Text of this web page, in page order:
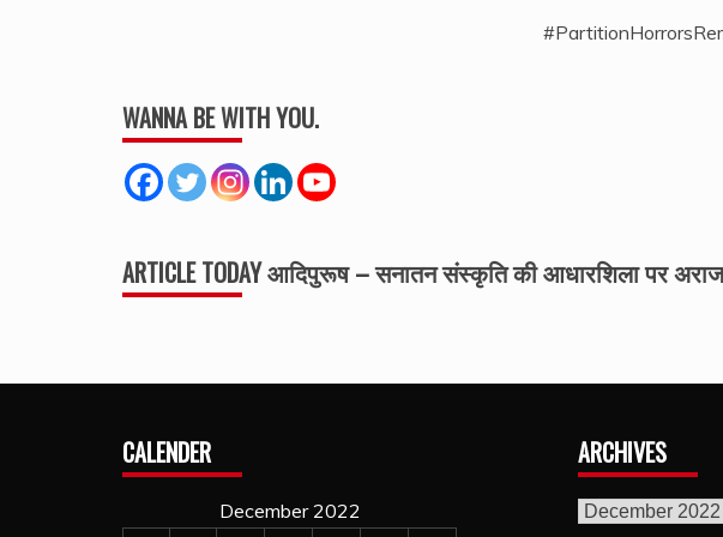
WANNA BE WITH YOU.
ARTICLE TODAY आदिपुरूष – सनातन संस्कृति की आधारशिला पर
CALENDER
December 2022
ARCHIVES
archives